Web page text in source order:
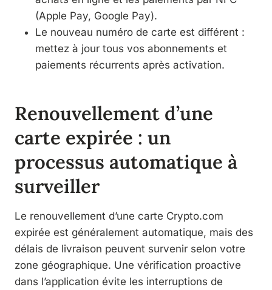
(Apple Pay, Google Pay).
Le nouveau numéro de carte est différent :
mettez à jour tous vos abonnements et
paiements récurrents après activation.
Renouvellement d’une
carte expirée : un
processus automatique à
surveiller
Le renouvellement d’une carte Crypto.com
expirée est généralement automatique, mais des
délais de livraison peuvent survenir selon votre
zone géographique. Une vérification proactive
dans l’application évite les interruptions de